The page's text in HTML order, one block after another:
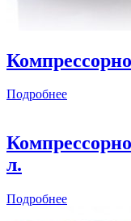
Подробнее
л.
Подробнее